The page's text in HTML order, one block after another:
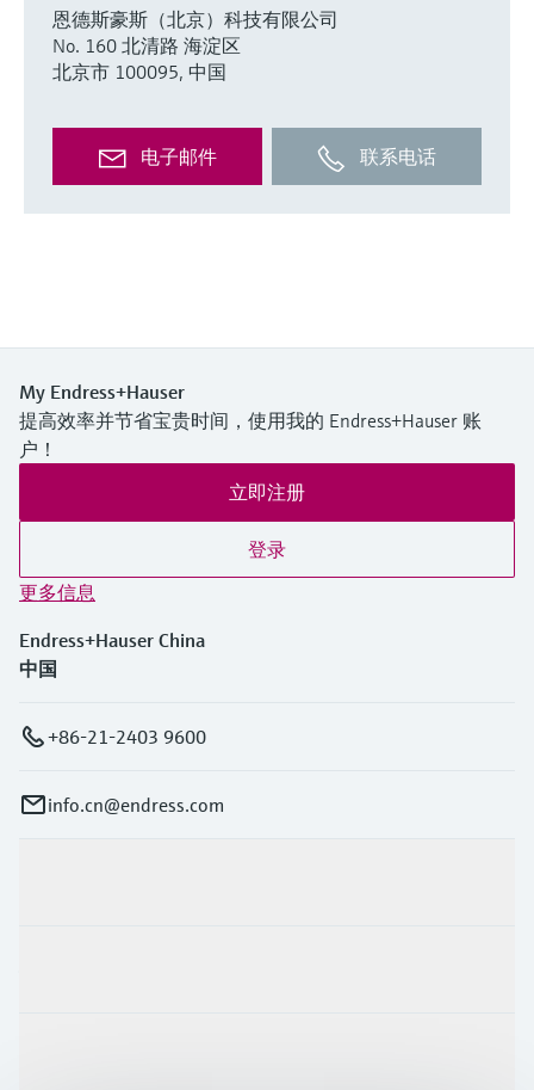
Device Viewer
查找产品具体信息和文档
您可通过产品型号、订单代码或序列号，轻
松查找所需备件。
选购全部
Memosens数字技术
选购全部
恩德斯豪斯（北京）科技有限公司
No. 160 北清路 海淀区
北京市 100095, 中国
电子邮件 联系电话
My Endress+Hauser
提高效率并节省宝贵时间，使用我的 Endress+Hauser 账
户！
立即注册
登录
更多信息
Endress+Hauser China
中国
+86-21-2403 9600
info.cn@endress.com